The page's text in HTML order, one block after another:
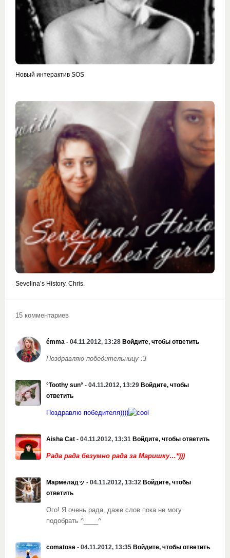
Новый интерактив SOS
Sevelina’s History. Chris.
15 комментариев
émma - 04.11.2012, 13:28 Войдите, чтобы ответить
Поздравляю победительницу :3
°Toothy sun° - 04.11.2012, 13:29 Войдите, чтобы
ответить
Поздравлю победителя))))
Aisha Cat - 04.11.2012, 13:31 Войдите, чтобы ответить
Рада рада безумно рада за Маришку…*)))
Мармеладッ - 04.11.2012, 13:32 Войдите, чтобы
ответить
Ого! Я очень рада, даже слов пока не могу
подобрать ^____^
comatose - 04.11.2012, 13:35 Войдите, чтобы ответить